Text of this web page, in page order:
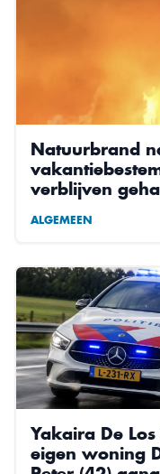
Natuurbrand
verblijven
ALGEMEEN
Yakaira De
eigen woning